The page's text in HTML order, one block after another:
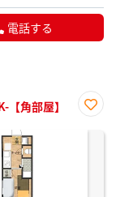
電話する
角部屋】
に入